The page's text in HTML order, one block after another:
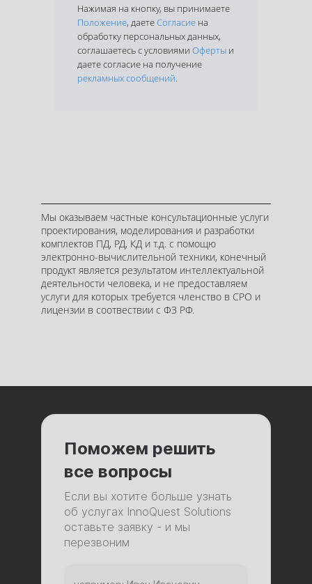
Нажимая на кнопку, вы принимаете
Положение, даетеСогласие на
обработку персональных данных,
соглашаетесь с условиями Оферты и
даете согласие на получение
рекламных сообщений.
Мы оказываем частные консультационные услуги
проектирования, моделирования и разработки
комплектов ПД, РД, КД и т.д. с помощю
электронно-вычислительной техники, конечный
продукт является результатом интеллектуальной
деятельности человека, и не предоставляем
услуги для которых требуется членство в СРО и
лицензии в соотвествии с ФЗ РФ.
Поможем решить
все вопросы
Если вы хотите больше узнать
об услугах InnoQuest Solutions
оставьте заявку - и мы
перезвоним